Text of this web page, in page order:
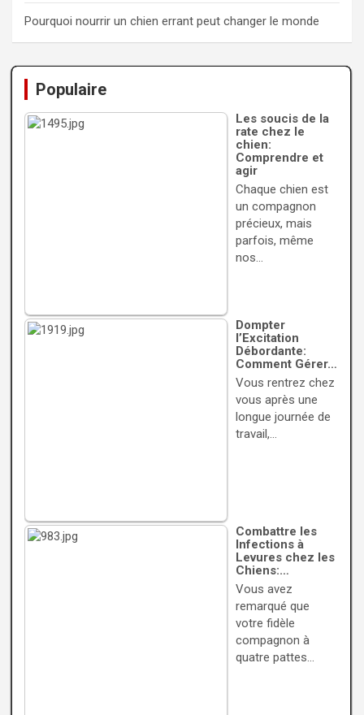
Pourquoi nourrir un chien errant peut changer le monde
Populaire
Les soucis de la
rate chez le
chien:
Comprendre et
agir
Chaque chien est
un compagnon
précieux, mais
parfois, même
nos…
Dompter
l’Excitation
Débordante:
Comment Gérer…
Vous rentrez chez
vous après une
longue journée de
travail,…
Combattre les
Infections à
Levures chez les
Chiens:…
Vous avez
remarqué que
votre fidèle
compagnon à
quatre pattes…